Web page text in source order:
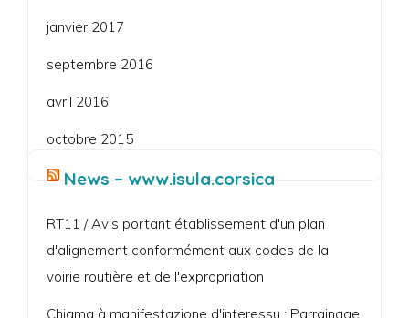
janvier 2017
septembre 2016
avril 2016
octobre 2015
News – www.isula.corsica
RT11 / Avis portant établissement d'un plan
d'alignement conformément aux codes de la
voirie routière et de l'expropriation
Chjama à manifestazione d'interessu : Parrainage